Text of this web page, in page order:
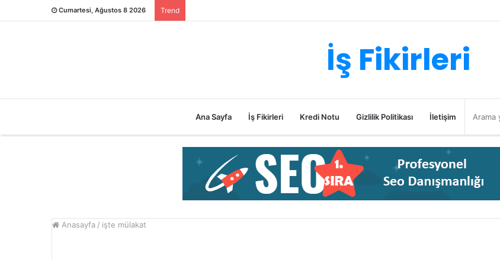
Cumartesi, Ağustos 8 2026 Trend
İş Fikirleri
Ana Sayfa İş Fikirleri Kredi Notu Gizlilik Politikası İletişim
Anasayfa / işte mülakat